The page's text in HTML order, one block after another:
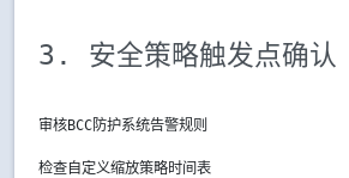
3. 安全策略触发点确认
审核BCC防护系统告警规则
检查自定义缩放策略时间表